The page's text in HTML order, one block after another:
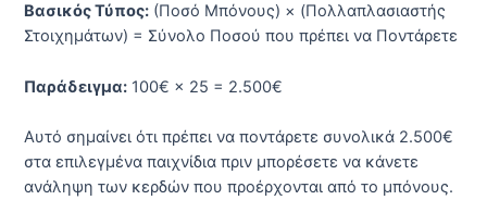
Βασικός Τύπος: (Ποσό Μπόνους) × (Πολλαπλασιαστής
Στοιχημάτων) = Σύνολο Ποσού που πρέπει να Ποντάρετε
Παράδειγμα: 100€ × 25 = 2.500€
Αυτό σημαίνει ότι πρέπει να ποντάρετε συνολικά 2.500€
στα επιλεγμένα παιχνίδια πριν μπορέσετε να κάνετε
ανάληψη των κερδών που προέρχονται από το μπόνους.